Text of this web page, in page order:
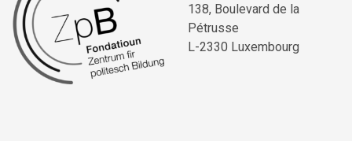
138, Boulevard de la
Pétrusse
L-2330 Luxembourg